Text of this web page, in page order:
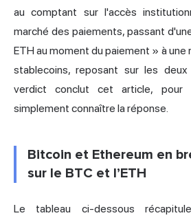
au comptant sur l'accès
marché des paiements, passant
ETH au moment du paiement » à une
stablecoins, reposant sur les
verdict conclut cet article, pour
simplement connaître la réponse.
Bitcoin et Ethereum en
sur le BTC et l’ETH
Le tableau ci-dessous